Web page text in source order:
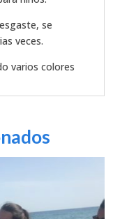
se
veces.
varios colores